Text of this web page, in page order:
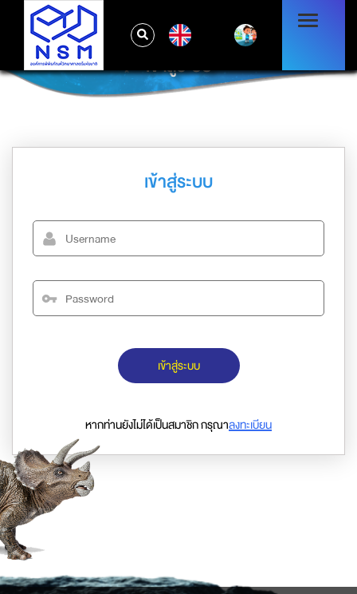
เข้าสู่ระบบ
เข้าสู่ระบบ
เข้าสู่ระบบ
หากท่านยังไม่ได้เป็นสมาชิก กรุณาลงทะเบียน